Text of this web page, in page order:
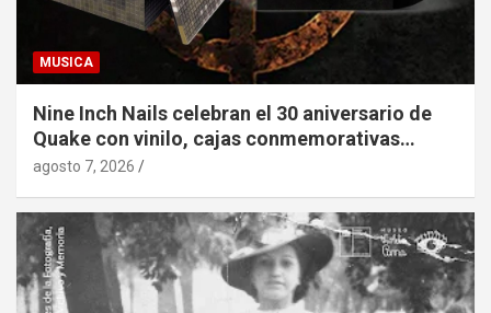
MUSICA
Nine Inch Nails celebran el 30 aniversario de
Quake con vinilo, cajas conmemorativas…
agosto 7, 2026